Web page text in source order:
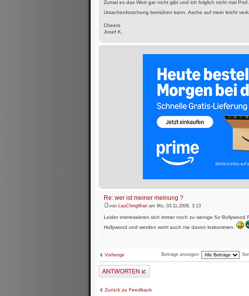
Zumal es das Wort gar nicht gibt und ich folglich nicht mal
Ursachenforschung bemühen kann. Asche auf mein leicht
Cheers
Josef K.
Re: wer ist meiner meinung ?
von LauChingWan am Mo, 03.11.2008, 3:13
Leider interessieren sich immer noch zu wenige für Bollywood
Hollywood und werden wohl auch nie davon loskommen.
Vorherige
Beiträge anzeigen:
Antwort schreiben
Zurück zu Feedback